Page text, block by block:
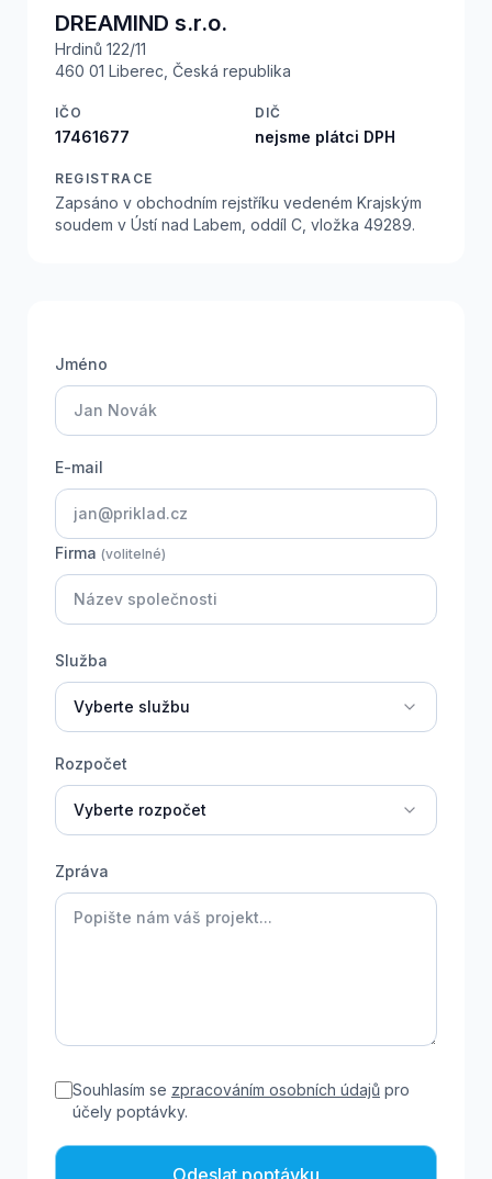
DREAMIND s.r.o.
Hrdinů 122/11
460 01 Liberec, Česká republika
IČO
17461677
DIČ
nejsme plátci DPH
REGISTRACE
Zapsáno v obchodním rejstříku vedeném Krajským
soudem v Ústí nad Labem, oddíl C, vložka 49289.
Jméno
E-mail
Firma (volitelné)
Služba
Vyberte službu
Rozpočet
Vyberte rozpočet
Zpráva
Souhlasím se zpracováním osobních údajůpro
účely poptávky.
Odeslat poptávku